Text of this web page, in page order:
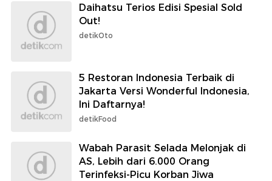
Daihatsu Terios Edisi Spesial Sold
Out!
detikOto
5 Restoran Indonesia Terbaik di
Jakarta Versi Wonderful Indonesia,
Ini Daftarnya!
detikFood
Wabah Parasit Selada Melonjak di
AS, Lebih dari 6.000 Orang
Terinfeksi-Picu Korban Jiwa